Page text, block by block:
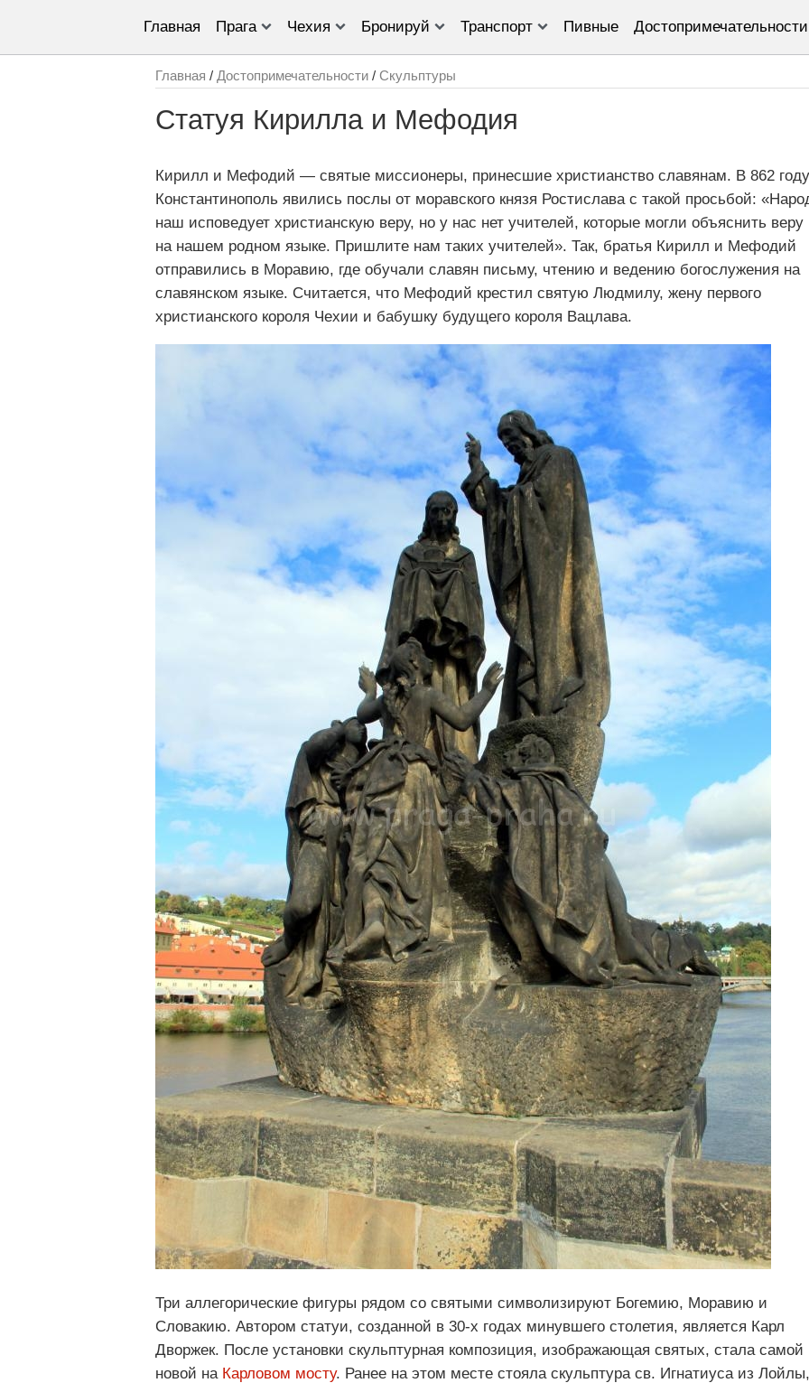
Главная Прага Чехия Бронируй Транспорт Пивные Достопримечательности
Главная / Достопримечательности / Скульптуры
Статуя Кирилла и Мефодия
Кирилл и Мефодий — святые миссионеры, принесшие христианство славянам. В 862
Константинополь явились послы от моравского князя Ростислава с такой просьбой:
наш исповедует христианскую веру, но у нас нет учителей, которые могли объяснить веру
на нашем родном языке. Пришлите нам таких учителей». Так, братья Кирилл и Мефодий
отправились в Моравию, где обучали славян письму, чтению и ведению богослужения на
славянском языке. Считается, что Мефодий крестил святую Людмилу, жену первого
христианского короля Чехии и бабушку будущего короля Вацлава.
Три аллегорические фигуры рядом со святыми символизируют Богемию, Моравию и
Словакию. Автором статуи, созданной в 30-х годах минувшего столетия, является Карл
Дворжек. После установки скульптурная композиция, изображающая святых, стала самой
новой на Карловом мосту. Ранее на этом месте стояла скульптура св. Игнатиуса из Лойлы,